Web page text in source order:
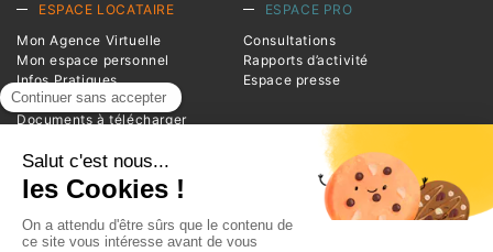
ESPACE LOCATAIRE
Mon Agence Virtuelle
Mon espace personnel
Infos Pratiques
Magazine Entrée
Documents à télécharger
ESPACE PRO
Consultations
Rapports d’activité
Espace presse
INFORMATIONS
1 square de la Resistance